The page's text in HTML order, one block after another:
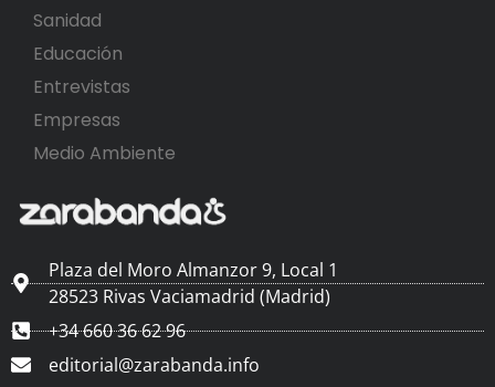
Sanidad
Educación
Entrevistas
Empresas
Medio Ambiente
Plaza del Moro Almanzor 9, Local 1
28523 Rivas Vaciamadrid (Madrid)
+34 660 36 62 96
editorial@zarabanda.info